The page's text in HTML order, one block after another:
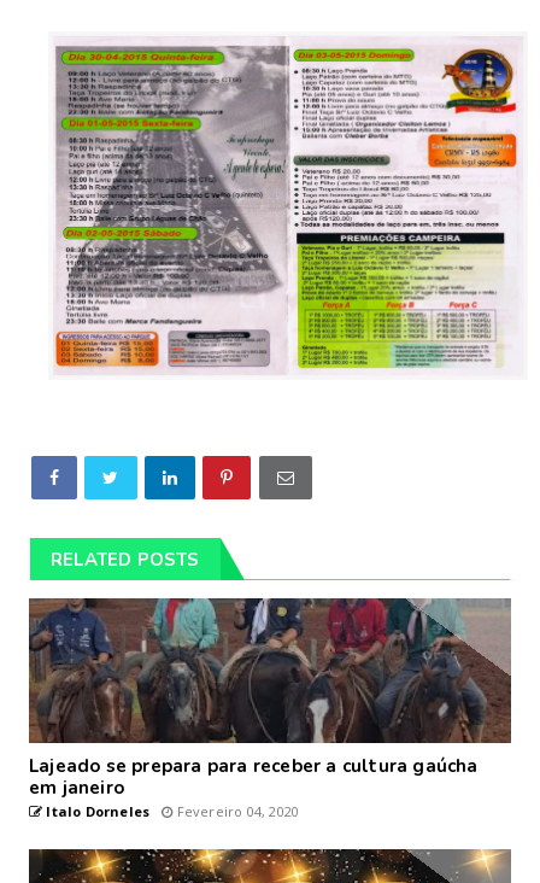
RELATED POSTS
Lajeado se prepara para receber a cultura gaúcha
em janeiro
Italo Dorneles Fevereiro 04, 2020